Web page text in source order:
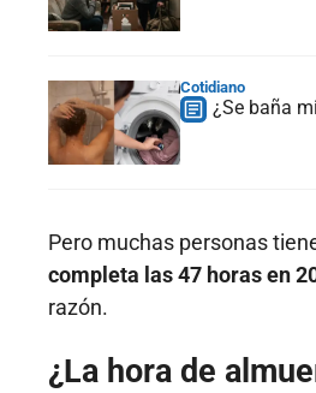
Cotidiano
¿Se baña
Pero muchas personas
completa las 47 horas en
razón.
¿La hora de